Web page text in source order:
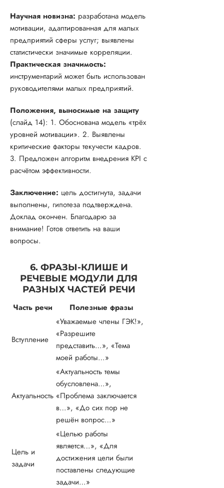
Научная новизна: разработана модель
мотивации, адаптированная для малых
предприятий сферы услуг; выявлены
статистически значимые корреляции.
Практическая значимость:
инструментарий может быть использован
руководителями малых предприятий.
Положения, выносимые на защиту
(слайд 14): 1. Обоснована модель «трёх
уровней мотивации». 2. Выявлены
критические факторы текучести кадров.
3. Предложен алгоритм внедрения KPI с
расчётом эффективности.
Заключение: цель достигнута, задачи
выполнены, гипотеза подтверждена.
Доклад окончен. Благодарю за
внимание! Готов ответить на ваши
вопросы.
6. ФРАЗЫ-КЛИШЕ И
РЕЧЕВЫЕ МОДУЛИ ДЛЯ
РАЗНЫХ ЧАСТЕЙ РЕЧИ
Часть речи Полезные фразы
Вступление
«Уважаемые члены ГЭК!»,
«Разрешите
представить…», «Тема
моей работы…»
Актуальность
«Актуальность темы
обусловлена…»,
«Проблема заключается
в…», «До сих пор не
решён вопрос…»
Цель и
задачи
«Целью работы
является…», «Для
достижения цели были
поставлены следующие
задачи…»